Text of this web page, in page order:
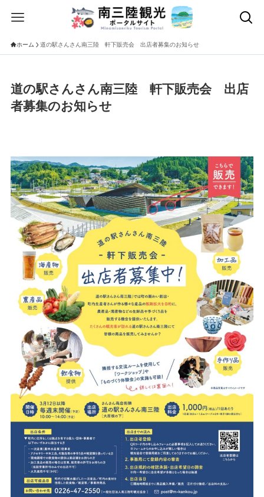
ホーム 道の駅さんさん南三陸 軒下販売会 出店者募集のお知らせ
道の駅さんさん南三陸 軒下販売会 出店
者募集のお知らせ